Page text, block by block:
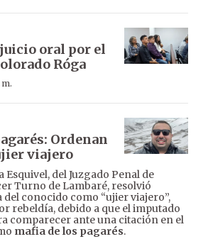
oral por el
Róga
Ordenan
viajero
Esquivel, del Juzgado Penal de
Turno de Lambaré, resolvió
conocido como “ujier viajero”,
rebeldía, debido a que el imputado
comparecer ante una citación en el
mafia de los pagarés.